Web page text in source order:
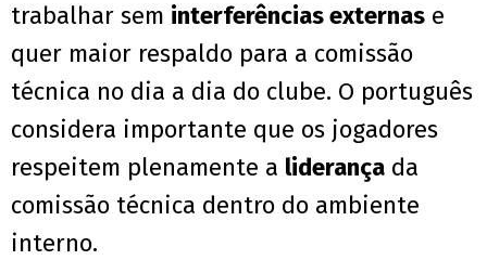
trabalhar sem interferências externas e
quer maior respaldo para a comissão
técnica no dia a dia do clube. O português
considera importante que os jogadores
respeitem plenamente a liderança da
comissão técnica dentro do ambiente
interno.